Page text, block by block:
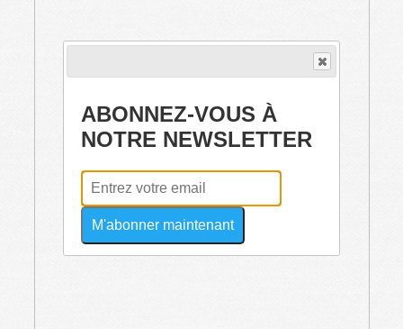
ABONNEZ-VOUS À
NOTRE NEWSLETTER
M'abonner maintenant